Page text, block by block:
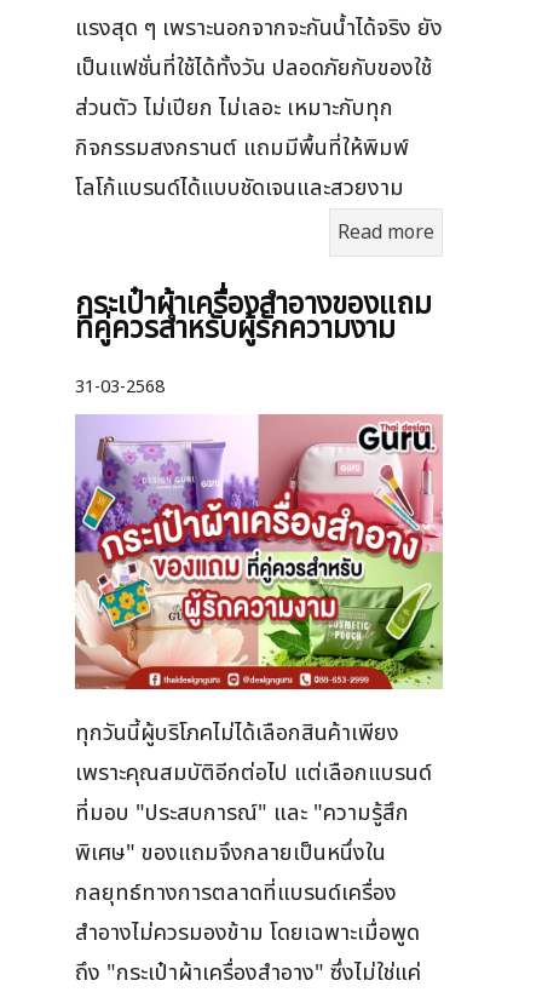
แรงสุด ๆ เพราะนอกจากจะกันน้ำได้จริง ยัง
เป็นแฟชั่นที่ใช้ได้ทั้งวัน ปลอดภัยกับของใช้
ส่วนตัว ไม่เปียก ไม่เลอะ เหมาะกับทุก
กิจกรรมสงกรานต์ แถมมีพื้นที่ให้พิมพ์
โลโก้แบรนด์ได้แบบชัดเจนและสวยงาม
Read more
กระเป๋าผ้าเครื่องสําอางของแถม
ที่คู่ควรสำหรับผู้รักความงาม
31-03-2568
ทุกวันนี้ผู้บริโภคไม่ได้เลือกสินค้าเพียง
เพราะคุณสมบัติอีกต่อไป แต่เลือกแบรนด์
ที่มอบ "ประสบการณ์" และ "ความรู้สึก
พิเศษ" ของแถมจึงกลายเป็นหนึ่งใน
กลยุทธ์ทางการตลาดที่แบรนด์เครื่อง
สำอางไม่ควรมองข้าม โดยเฉพาะเมื่อพูด
ถึง "กระเป๋าผ้าเครื่องสำอาง" ซึ่งไม่ใช่แค่